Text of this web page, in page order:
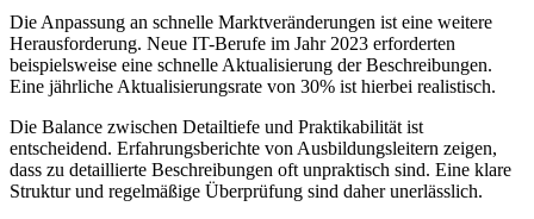
Die Anpassung an schnelle Marktveränderungen ist eine weitere
Herausforderung. Neue IT-Berufe im Jahr 2023 erforderten
beispielsweise eine schnelle Aktualisierung der Beschreibungen.
Eine jährliche Aktualisierungsrate von 30% ist hierbei realistisch.
Die Balance zwischen Detailtiefe und Praktikabilität ist
entscheidend. Erfahrungsberichte von Ausbildungsleitern zeigen,
dass zu detaillierte Beschreibungen oft unpraktisch sind. Eine klare
Struktur und regelmäßige Überprüfung sind daher unerlässlich.